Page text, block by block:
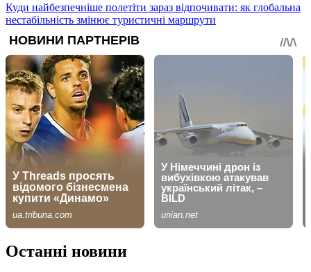
Куди найбезпечніше полетіти зараз відпочивати: як глобальна
нестабільність змінює туристичні маршрути
Останні новини